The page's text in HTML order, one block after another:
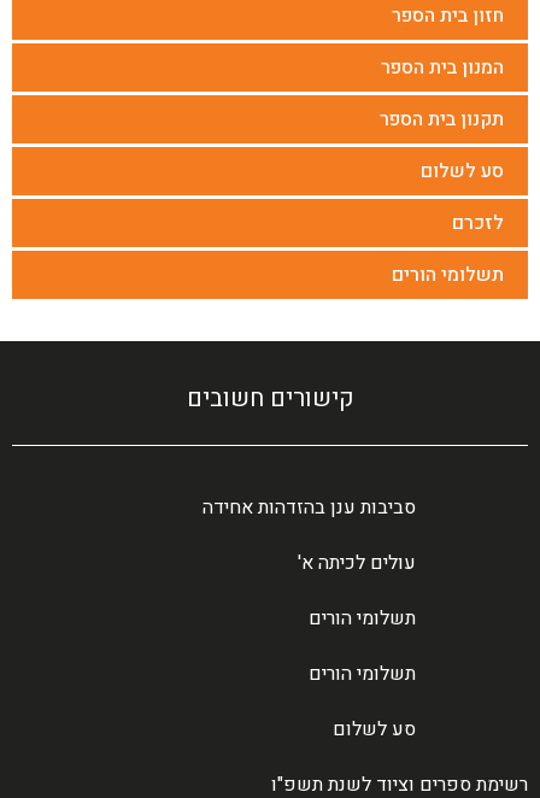
חזון בית הספר
המנון בית הספר
תקנון בית הספר
סע לשלום
לזכרם
תשלומי הורים
קישורים חשובים
סביבות ענן בהזדהות אחידה
עולים לכיתה א'
תשלומי הורים
תשלומי הורים
סע לשלום
רשימת ספרים וציוד לשנת תשפ"ו